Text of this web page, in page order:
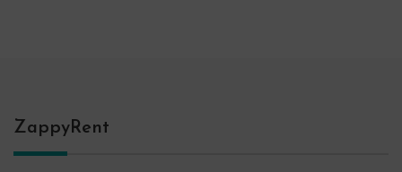
ZappyRent